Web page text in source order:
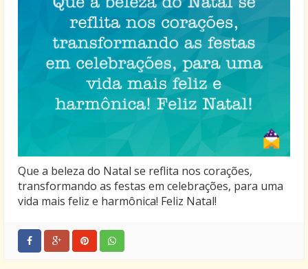
Que a beleza do Natal se reflita nos corações,
transformando as festas em celebrações, para uma
vida mais feliz e harmônica! Feliz Natal!